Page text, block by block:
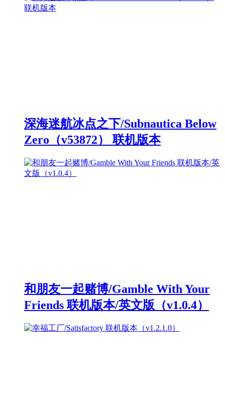
深海迷航冰点之下/Subnautica Below
Zero（v53872） 联机版本
和朋友一起赌博/Gamble With Your
Friends 联机版本/英文版（v1.0.4）